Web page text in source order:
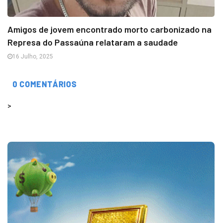
Amigos de jovem encontrado morto carbonizado na
Represa do Passaúna relataram a saudade
16 Julho, 2025
0 COMENTÁRIOS
>